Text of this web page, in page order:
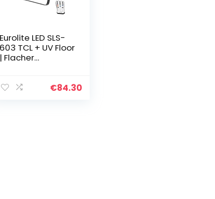
Eurolite LED SLS-
603 TCL + UV Floor
| Flacher
(RGB) & einer 3-
€84.30